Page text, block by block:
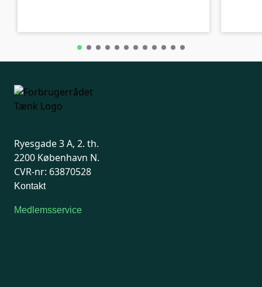
Ryesgade 3 A, 2. th.
2200 København N.
CVR-nr: 63870528
Kontakt
Medlemsservice